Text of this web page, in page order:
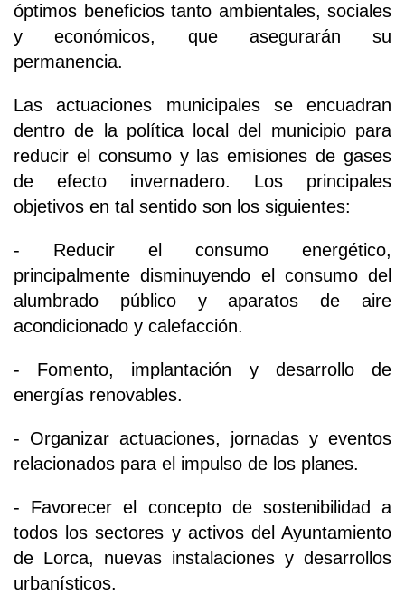
óptimos beneficios tanto ambientales, sociales
y económicos, que asegurarán su
permanencia.
Las actuaciones municipales se encuadran
dentro de la política local del municipio para
reducir el consumo y las emisiones de gases
de efecto invernadero. Los principales
objetivos en tal sentido son los siguientes:
- Reducir el consumo energético,
principalmente disminuyendo el consumo del
alumbrado público y aparatos de aire
acondicionado y calefacción.
- Fomento, implantación y desarrollo de
energías renovables.
- Organizar actuaciones, jornadas y eventos
relacionados para el impulso de los planes.
- Favorecer el concepto de sostenibilidad a
todos los sectores y activos del Ayuntamiento
de Lorca, nuevas instalaciones y desarrollos
urbanísticos.